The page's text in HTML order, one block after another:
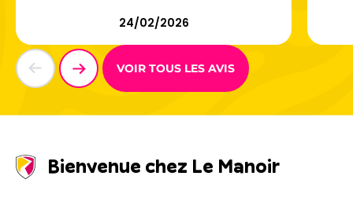
24/02/2026
VOIR TOUS LES AVIS
Bienvenue chez Le Manoir